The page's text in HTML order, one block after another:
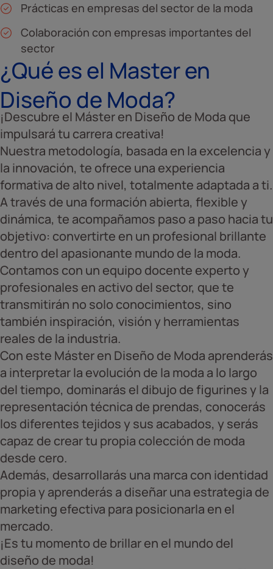
Prácticas en empresas del sector de la moda
Colaboración con empresas importantes del
sector
¿Qué es el Master en
Diseño de Moda?
¡Descubre el Máster en Diseño de Moda que
impulsará tu carrera creativa!
Nuestra metodología, basada en la excelencia y
la innovación, te ofrece una experiencia
formativa de alto nivel, totalmente adaptada a ti.
A través de una formación abierta, flexible y
dinámica, te acompañamos paso a paso hacia tu
objetivo: convertirte en un profesional brillante
dentro del apasionante mundo de la moda.
Contamos con un equipo docente experto y
profesionales en activo del sector, que te
transmitirán no solo conocimientos, sino
también inspiración, visión y herramientas
reales de la industria.
Con este Máster en Diseño de Moda aprenderás
a interpretar la evolución de la moda a lo largo
del tiempo, dominarás el dibujo de figurines y la
representación técnica de prendas, conocerás
los diferentes tejidos y sus acabados, y serás
capaz de crear tu propia colección de moda
desde cero.
Además, desarrollarás una marca con identidad
propia y aprenderás a diseñar una estrategia de
marketing efectiva para posicionarla en el
mercado.
¡Es tu momento de brillar en el mundo del
diseño de moda!